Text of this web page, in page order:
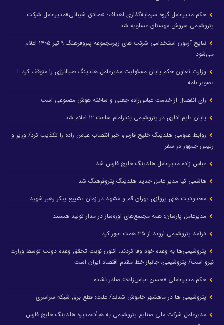
حکم مدیرعامل گروه سرمایه‌گذاری اهداف؛ «صادق شیبانی»مدیرعامل شرکت
پتروشیمی سروش مهستان عسلویه شد
نتایج آزمون استخدامی شرکت های زیرمجموعه پتروفرهنگ ۹ تیر ۱۴۰۵ اعلام
می‌شود
وزارت تعاون حکم پایان مسئولیت مدیرعامل هلدینگ صباانرژی را متوقف کرد +
تصویر نامه
رای انفصال از خدمت عباس‌زاده جعلی و ساخته هوش مصنوعی است
پایان تایم اداری در پتروشیمی بندرامام ساعت ۱۲ اعلام شد
روابط عمومی هلدینگ خلیج فارس، خبر انتصاب عباس زاده را تکذیب کرد/ وزیر و
رئیس جمهور در سفر
عباس زاده مدیرعامل هلدینگ خلیج فارس شد
هاشمی کیا مدیر عامل جدید هلدینگ پتروفرهنگ شد
محدودیت های پروازی تهران قم و مشهد در زمان تشییع پیکر رهبر شهید
مدیرعامل پارسان: همه مجتمع‌های اوره‌ساز در مدار تولید هستند
درآمد پتروشیمی اروند از ۳۵ همت عبور کرد
پتروشیمی‌ها به وعده خود وفا کردند؛ اکنون نوبت تحقق وعده دولت توسط وزارت
نیرو است/ پتروشیمی، جانباز خط مقدم اقتصاد ایران است
حکم مدیرعاملی «حسن عباس‌زاده» صادر نشده
پتروشیمی ها در ماهشهر خاموش شدند/ علت: قطع برق شبکه سراسری
مدیرعامل شرکت ملی صنایع پتروشیمی به هیأت‌مدیره هلدینگ خلیج فارس